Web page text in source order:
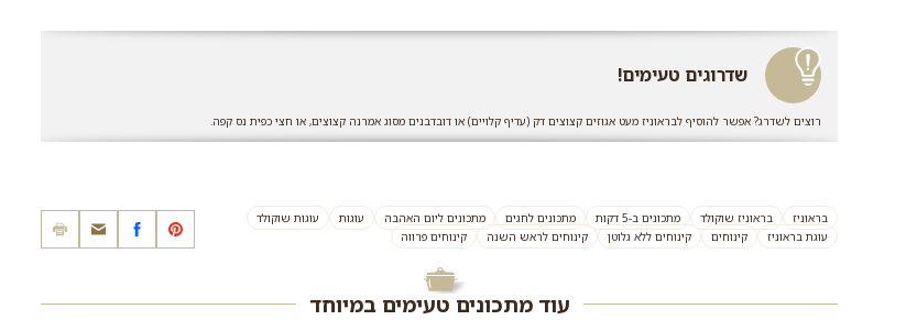
שדרוגים טעימים!
רוצים לשדרג? אפשר להוסיף לבראוניז מעט אגוזים קצוצים דק (עדיף קלויים) או דובדבנים מסוג אמרנה קצוצים, או חצי כפית נס קפה.
בראוניז בראוניז שוקולד מתכונים ב-5 דקות מתכונים לחגים מתכונים ליום האהבה עוגות
עוגות שוקולד
עוגת בראוניז
קינוחים קינוחים ללא גלוטן קינוחים לראש השנה קינוחים פרווה
עוד מתכונים טעימים במיוחד